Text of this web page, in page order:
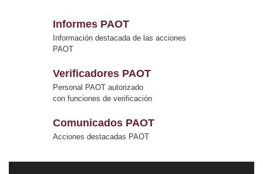
Informes PAOT
Información destacada de las acciones
PAOT
Verificadores PAOT
Personal PAOT autorizado
con funciones de verificación
Comunicados PAOT
Acciones destacadas PAOT